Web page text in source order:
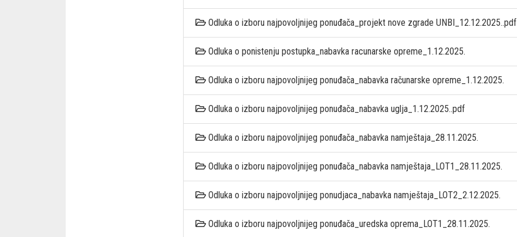
Odluka o izboru najpovoljnijeg ponuđača_projekt nove zgrade UNBI_12.12.2025..pdf
Odluka o ponistenju postupka_nabavka racunarske opreme_1.12.2025.
Odluka o izboru najpovoljnijeg ponuđača_nabavka računarske opreme_1.12.2025.
Odluka o izboru najpovoljnijeg ponuđača_nabavka uglja_1.12.2025..pdf
Odluka o izboru najpovoljnijeg ponuđača_nabavka namještaja_28.11.2025.
Odluka o izboru najpovoljnijeg ponuđača_nabavka namještaja_LOT1_28.11.2025.
Odluka o izboru najpovoljnijeg ponudjaca_nabavka namještaja_LOT2_2.12.2025.
Odluka o izboru najpovoljnijeg ponuđača_uredska oprema_LOT1_28.11.2025.